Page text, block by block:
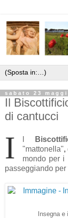
sabato 23
Il
di cantucci
I
"mattonella",
mondo per i
passeggiando
Insegna